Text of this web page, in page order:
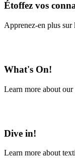
Étoffez vos
Apprenez-en plus sur
What's On!
Learn more about
Dive in!
Learn more about